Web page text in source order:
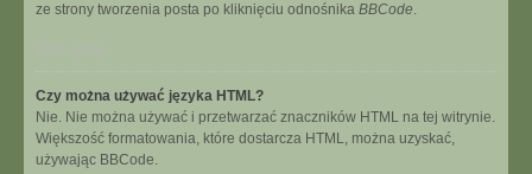
ze strony tworzenia posta po kliknięciu odnośnika BBCode.
Czy można używać języka HTML?
Nie. Nie można używać i przetwarzać znaczników HTML na tej witrynie.
Większość formatowania, które dostarcza HTML, można uzyskać,
używając BBCode.